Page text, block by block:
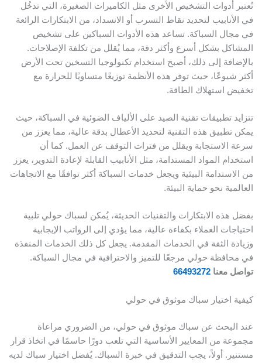
تُعتبر أدوات التشخيص الأخرى مثل الكاميرات الصغيرة، التي تدخُل
في الأنابيب لتحديد نقاط التسرب أو الانسداد، من الابتكارات الرائعة
في مجال السباكة. تساعد هذه الأدوات السباكين على تشخيص
المشاكل بشكل أسرع وأكثر دقة، مما يُقلل من تكلفة الإصلاحات.
بالإضافة إلى ذلك، أصبح استخدام تكنولوجيا التسخين تحت الأرض
أكثر شيوعًا، حيث توفر هذه الأنظمة توزيعًا متساويًا للحرارة مع
تخفيض استهلاك الطاقة.
تتزايد تطبيقات تقنية الصيد على الألياف الضوئية في السباكة، حيث
يمكن تطبيق هذه التقنية لتحديد الأعطال بدقة عالية، مما يعزز من
سرعة الاستجابة ويقلل من فترات التوقف عن العمل. كما أن
استخدام المواد المستدامة، مثل الأنابيب القابلة لإعادة التدوير، يعزز
من الاستدامة البيئية ويجعل خدمات السباكة أكثر توافقًا مع الاتجاهات
العالمية نحو حماية البيئة.
بفضل هذه الابتكارات والتقنيات الحديثة، يُمكن لسباك حولي تلبية
احتياجات العملاء بكفاءة عالية، مما يؤدي إلى الرواتب الإيجابية
وزيادة الثقة في الخدمات المقدمة. يجعل كل ذلك الخدمات المنفذة
في محافظة حولي مرجعًا للتميز والاحترافية في مجال السباكة.
تواصل معنا 66493272
كيفية اختيار سباك موثوق في حولي
عند البحث عن سباك موثوق في حولي، من الضروري مراعاة
مجموعة من المعايير الأساسية التي تلعب دورًا حاسمًا في اتخاذ قرار
مستنير. أولاً، يجب التدقيق في خبرة السباك. يُفضل اختيار سباك لديه